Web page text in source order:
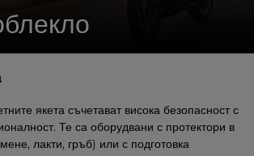
якета съчетават висока безопасност с
Те са оборудвани с протектори в
лакти, гръб) или с подготовка